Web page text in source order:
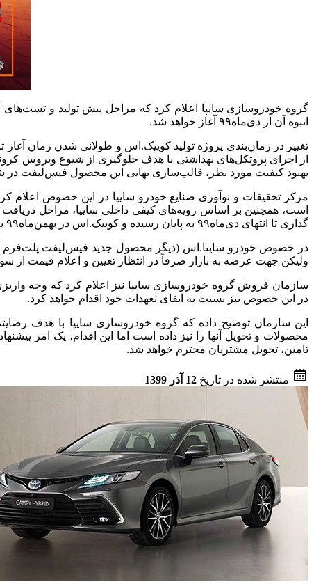
گروه خودروسازی سایپا اعلام کرد که مراحل پیش تولید و تست‌های
انبوه آن از دی‌ماه۹۹ آغاز خواهد شد.
تغییر در زمان‌بندی پروژه تولید کوییک.اس و طولانی شدن زمان
از اجرای پروتکل‌های بهداشتی با هدف جلوگیری از شیوع ویروس
بهبود کیفیت مورد نظر، قالب‌سازی نهایی این محصول فیس‌لیفت در
مرکز تحقیقات و نوآوری صنایع خودرو سایپا در این خصوص اعلام
است، همچنین بر اساس رویه‌های کیفی داخلی سایپا، مراحل دریافت
گذاری تا انتهای دی‌ماه۹۹ به پایان رسیده و کوییک.اس در بهمن‌ماه۹۹ به بازار عرضه می‌شود.
در خصوص خودرو ساینا.اس (دیگر محصول جدید فیس‌لیفت
ولیکن جهت عرضه به بازار صرفاً در انتظار تعیین و اعلام قیمت
سازمان فروش گروه خودروسازی سایپا نیز اعلام کرد که وجه
در این خصوص نیز نسبت به ایفای تعهدات خود اقدام خواهد کرد.
این سازمان توضیح داده که گروه خودروسازي سايپا با هدف
محصولات و تحويل آنها را نیز داده است اما این اقدام، یک امر
تامین، تحویل مشتریان محترم خواهد شد.
منتشر شده در تاریخ 12 آذر 1399